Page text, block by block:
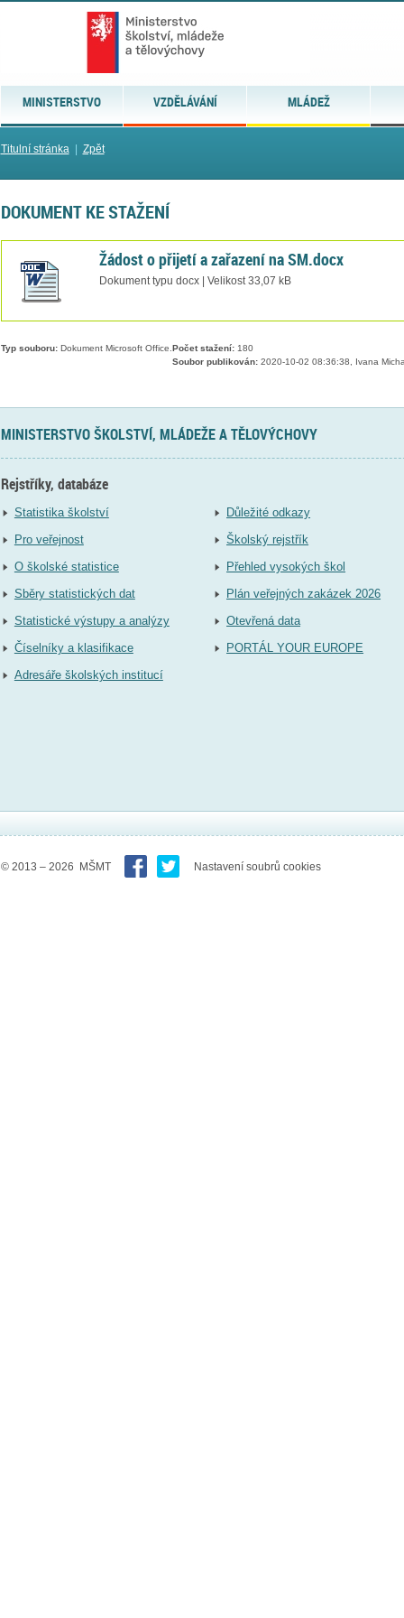
MINISTERSTVO VZDĚLÁVÁNÍ MLÁDEŽ
Titulní stránka| Zpět
DOKUMENT KE STAŽENÍ
Žádost o přijetí a zařazení na SM.docx
Dokument typu docx | Velikost 33,07 kB
Typ souboru:Dokument Microsoft Office. Počet stažení:180
Soubor publikován:2020-10-02 08:36:38, Ivana
MINISTERSTVO ŠKOLSTVÍ, MLÁDEŽE A TĚLOVÝCHOVY
Rejstříky, databáze
Statistika školství
Pro veřejnost
O školské statistice
Sběry statistických dat
Statistické výstupy a analýzy
Číselníky a klasifikace
Adresáře školských institucí
Důležité odkazy
Školský rejstřík
Přehled vysokých škol
Plán veřejných zakázek 2026
Otevřená data
PORTÁL YOUR EUROPE
© 2013 – 2026 MŠMT Nastavení soubrů cookies